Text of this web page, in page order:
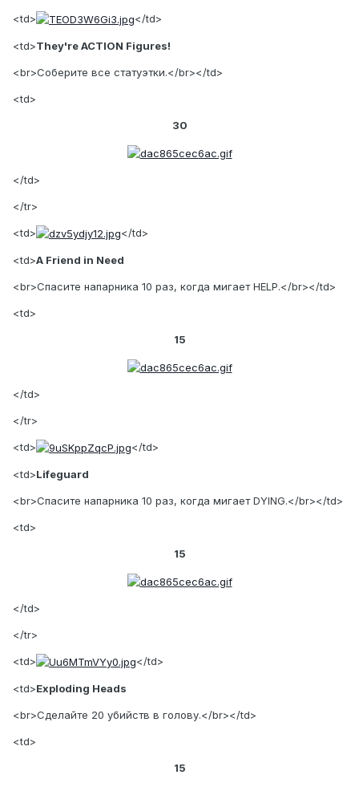
<td> </td>
<td>They're ACTION Figures!
<br>Соберите все статуэтки.</br></td>
<td>
30
</td>
</tr>
<td> </td>
<td>A Friend in Need
<br>Спасите напарника 10 раз, когда мигает HELP.</br></td>
<td>
15
</td>
</tr>
<td> </td>
<td>Lifeguard
<br>Спасите напарника 10 раз, когда мигает DYING.</br></td>
<td>
15
</td>
</tr>
<td> </td>
<td>Exploding Heads
<br>Сделайте 20 убийств в голову.</br></td>
<td>
15